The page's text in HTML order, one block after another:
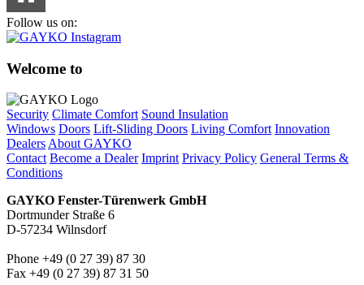
Follow us on:
Welcome to
Security Climate Comfort Sound Insulation
Windows Doors Lift-Sliding Doors Living Comfort Innovation
Dealers About GAYKO
Contact Become a Dealer Imprint Privacy Policy General Terms &
Conditions
GAYKO Fenster-Türenwerk GmbH
Dortmunder Straße 6
D-57234 Wilnsdorf
Phone +49 (0 27 39) 87 30
Fax +49 (0 27 39) 87 31 50